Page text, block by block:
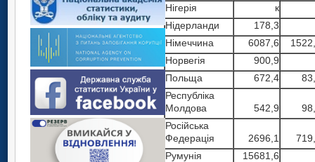
Нiгерiя
к
Нiдерланди
178,3
Нiмеччина
6087,6
Норвегія
900,9
Польща
672,4
Республіка
Молдова
542,9
Росiйська
Федерацiя
2696,1
Румунiя
15681,6